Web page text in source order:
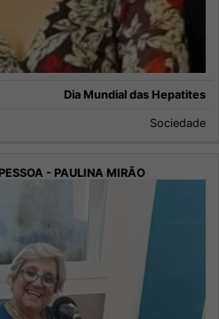
Dia Mundial das Hepatites
Sociedade